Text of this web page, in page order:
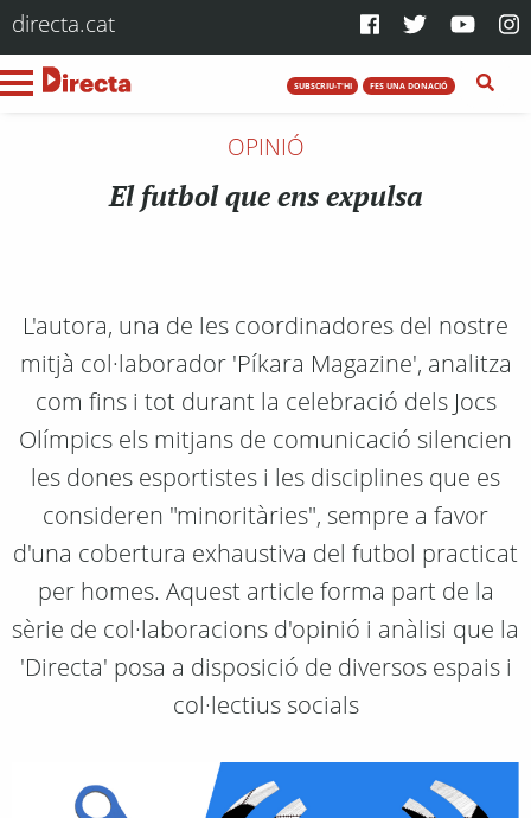
directa.cat
SUBSCRIU-T'HI FES UNA DONACIÓ
OPINIÓ
El futbol que ens expulsa
L'autora, una de les coordinadores del nostre
mitjà col·laborador 'Píkara Magazine', analitza
com fins i tot durant la celebració dels Jocs
Olímpics els mitjans de comunicació silencien
les dones esportistes i les disciplines que es
consideren "minoritàries", sempre a favor
d'una cobertura exhaustiva del futbol practicat
per homes. Aquest article forma part de la
sèrie de col·laboracions d'opinió i anàlisi que la
'Directa' posa a disposició de diversos espais i
col·lectius socials